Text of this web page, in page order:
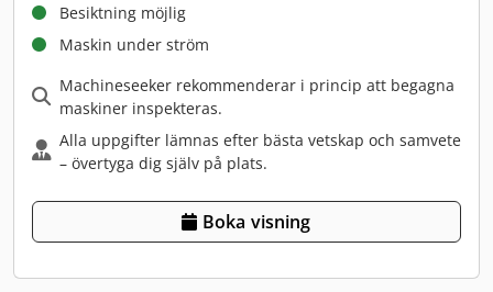
Besiktning möjlig
Maskin under ström
Machineseeker rekommenderar i princip att begagna
maskiner inspekteras.
Alla uppgifter lämnas efter bästa vetskap och samvete
– övertyga dig själv på plats.
Boka visning